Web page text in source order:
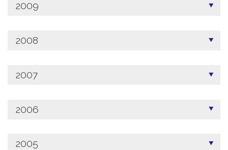
2009
2008
2007
2006
2005